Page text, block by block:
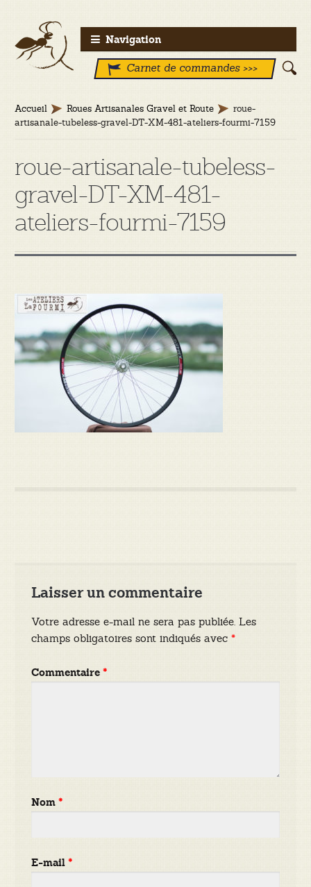
Aller
à
Aller
au
contenu
Navigation
Carnet de commandes >>>
Accueil Roues Artisanales Gravel et Route
roue-
artisanale-tubeless-gravel-DT-XM-481-ateliers-fourmi-7159
roue-artisanale-tubeless-
gravel-DT-XM-481-
ateliers-fourmi-7159
Laisser un commentaire
Votre adresse e-mail ne sera pas publiée. Les
champs obligatoires sont indiqués avec*
Commentaire*
Nom*
E-mail*